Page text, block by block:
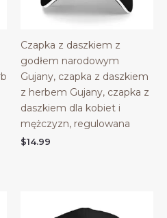
Czapka z daszkiem z
godłem narodowym
Gujany, czapka z daszkiem
z herbem Gujany, czapka z
daszkiem dla kobiet i
mężczyzn, regulowana
$14.99